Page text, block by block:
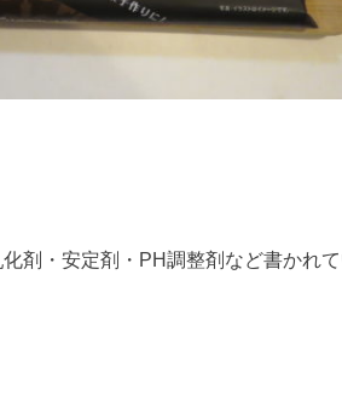
剤・安定剤・PH調整剤など書かれ